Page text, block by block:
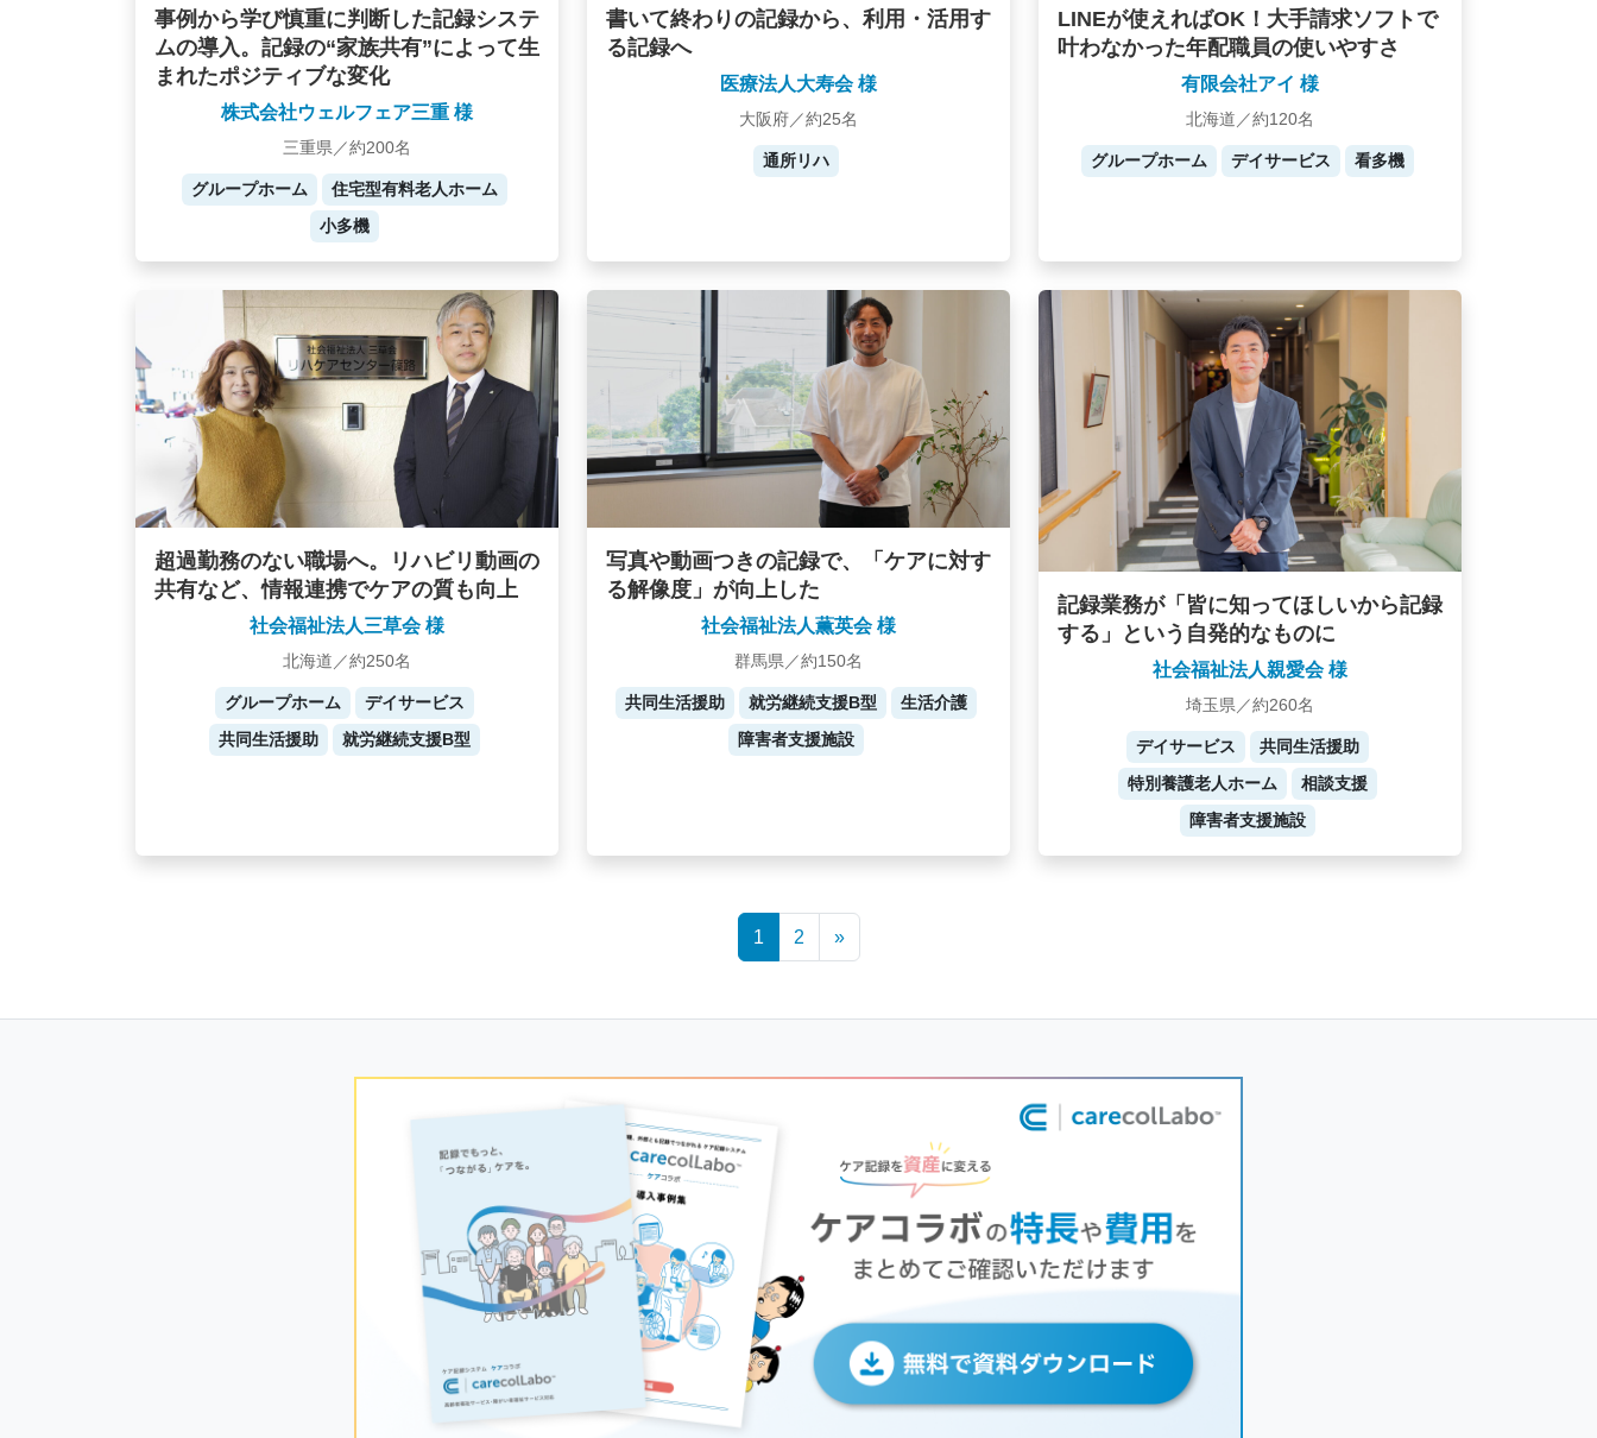
事例から学び慎重に判断した記録システ
ムの導入。記録の“家族共有”によって生
まれたポジティブな変化
株式会社ウェルフェア三重 様
三重県／約200名
グループホーム
住宅型有料老人ホーム
小多機
書いて終わりの記録から、利用・活用す
る記録へ
医療法人大寿会 様
大阪府／約25名
通所リハ
LINEが使えればOK！大手請求ソフトで
叶わなかった年配職員の使いやすさ
有限会社アイ 様
北海道／約120名
グループホーム デイサービス 看多機
超過勤務のない職場へ。リハビリ動画の
共有など、情報連携でケアの質も向上
社会福祉法人三草会 様
北海道／約250名
グループホーム
デイサービス
共同生活援助
就労継続支援B型
写真や動画つきの記録で、「ケアに対す
る解像度」が向上した
社会福祉法人薫英会 様
群馬県／約150名
共同生活援助 就労継続支援B型
生活介護
障害者支援施設
記録業務が「皆に知ってほしいから記録
する」という自発的なものに
社会福祉法人親愛会 様
埼玉県／約260名
デイサービス
共同生活援助
特別養護老人ホーム
相談支援
障害者支援施設
1 2 »